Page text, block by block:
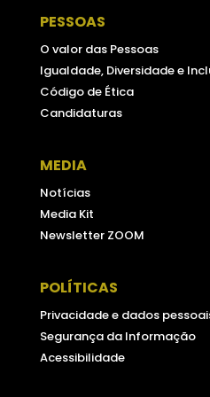
PESSOAS
O valor das Pessoas
Igualdade, Diversidade e
Código de Ética
Candidaturas
MEDIA
Notícias
Media Kit
Newsletter ZOOM
POLÍTICAS
Privacidade e dados
Segurança da Informação
Acessibilidade